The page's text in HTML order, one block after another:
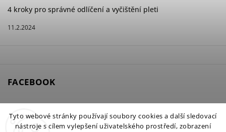
Tyto webové stránky používají soubory cookies a další sledovací
nástroje s cílem vylepšení uživatelského prostředí, zobrazení
4 kroky pro správné odlíčení a vyčištění pleti
11.2.2024
FACEBOOK